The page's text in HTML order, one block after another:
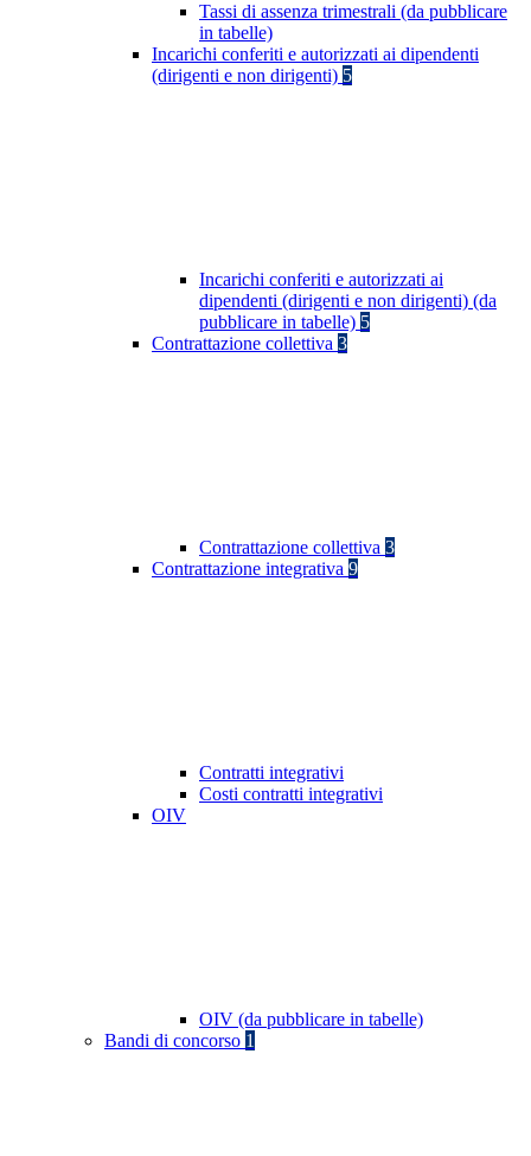
Tassi di assenza trimestrali (da pubblicare
in tabelle)
Incarichi conferiti e autorizzati ai dipendenti
(dirigenti e non dirigenti) 5
Incarichi conferiti e autorizzati ai
dipendenti (dirigenti e non dirigenti) (da
pubblicare in tabelle) 5
Contrattazione collettiva 3
Contrattazione collettiva 3
Contrattazione integrativa 9
Contratti integrativi
Costi contratti integrativi
OIV
OIV (da pubblicare in tabelle)
Bandi di concorso 1